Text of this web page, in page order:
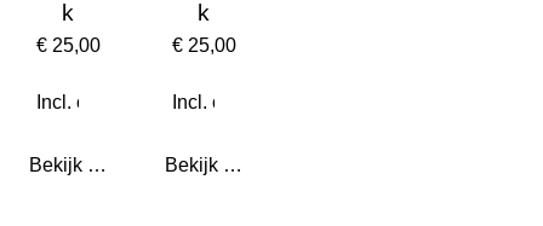
k
€ 25,00
Bekijk details
k
€ 25,00
Bekijk details